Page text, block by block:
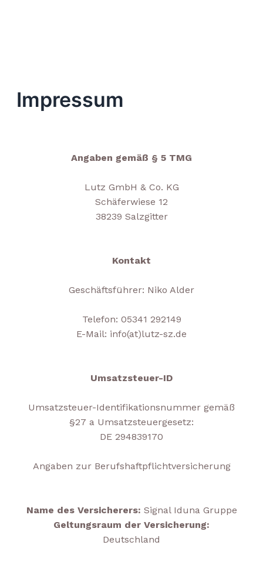
Impressum
Angaben gemäß § 5 TMG
Lutz GmbH & Co. KG
Schäferwiese 12
38239 Salzgitter
Kontakt
Geschäftsführer: Niko Alder
Telefon: 05341 292149
E-Mail: info(at)lutz-sz.de
Umsatzsteuer-ID
Umsatzsteuer-Identifikationsnummer gemäß
§27 a Umsatzsteuergesetz:
DE 294839170
Angaben zur Berufshaftpflichtversicherung
Name des Versicherers: Signal Iduna Gruppe
Geltungsraum der Versicherung:
Deutschland